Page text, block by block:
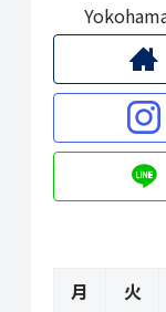
月
火